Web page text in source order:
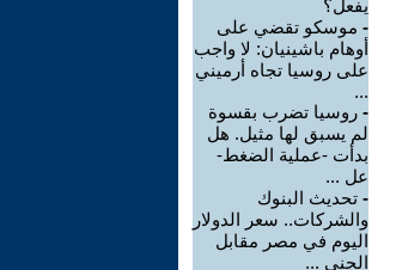
يفعل؟
- موسكو تقضي على
أوهام باشينيان: لا واجب
على روسيا تجاه أرميني
...
- روسيا تضرب بقسوة
لم يسبق لها مثيل. هل
بدأت -عملية الضغط-
عل ...
- تحديث البنوك
والشركات.. سعر الدولار
اليوم في مصر مقابل
الجني ...